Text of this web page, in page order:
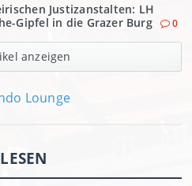
Justizanstalten: LH
Gipfel in die Grazer Burg
0
anzeigen